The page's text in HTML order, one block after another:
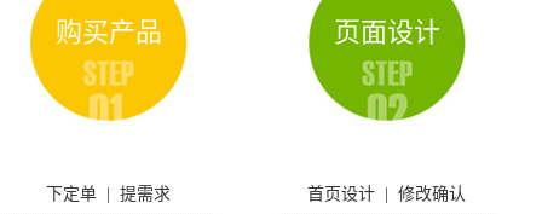
购买产品
下定单 | 提需求
页面设计
首页设计 | 修改确认